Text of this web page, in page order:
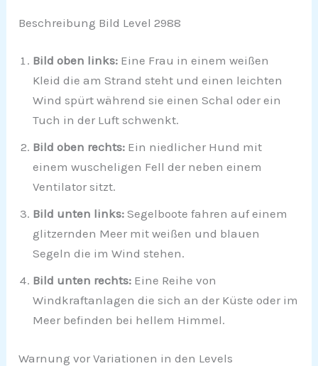
Beschreibung Bild Level 2988
Bild oben links: Eine Frau in einem weißen
Kleid die am Strand steht und einen leichten
Wind spürt während sie einen Schal oder ein
Tuch in der Luft schwenkt.
Bild oben rechts: Ein niedlicher Hund mit
einem wuscheligen Fell der neben einem
Ventilator sitzt.
Bild unten links: Segelboote fahren auf einem
glitzernden Meer mit weißen und blauen
Segeln die im Wind stehen.
Bild unten rechts: Eine Reihe von
Windkraftanlagen die sich an der Küste oder im
Meer befinden bei hellem Himmel.
Warnung vor Variationen in den Levels